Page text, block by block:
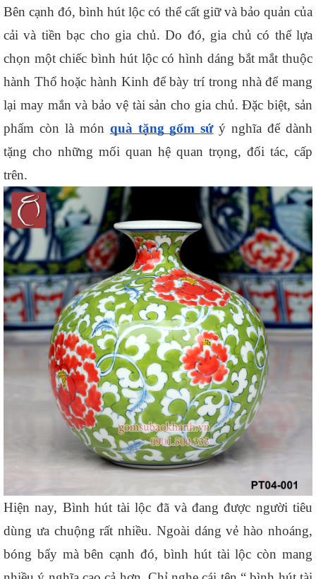
Bên cạnh đó, bình hút lộc có thể cất giữ và bảo quản của
cải và tiền bạc cho gia chủ. Do đó, gia chủ có thể lựa
chọn một chiếc bình hút lộc có hình dáng bắt mắt thuộc
hành Thổ hoặc hành Kinh để bày trí trong nhà để mang
lại may mắn và bảo vệ tài sản cho gia chủ. Đặc biệt, sản
phẩm còn là món quà tặng gốm sứ ý nghĩa để dành
tặng cho những mối quan hệ quan trọng, đối tác, cấp
trên.
Hiện nay, Bình hút tài lộc đã và đang được người tiêu
dùng ưa chuộng rất nhiều. Ngoài dáng vẻ hào nhoáng,
bóng bẩy mà bên cạnh đó, bình hút tài lộc còn mang